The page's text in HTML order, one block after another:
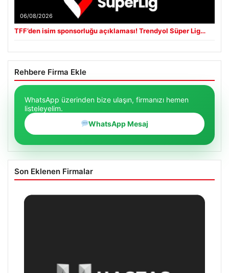
06/08/2026
TFF’den isim sponsorluğu açıklaması! Trendyol Süper Lig…
Rehbere Firma Ekle
WhatsApp üzerinden bize ulaşın, firmanızı hemen
listeleyelim.
WhatsApp Mesaj
Son Eklenen Firmalar